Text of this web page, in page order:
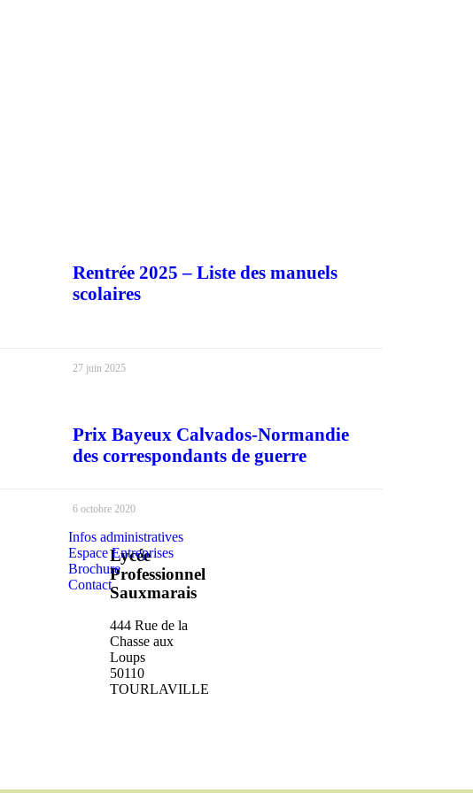
Rentrée 2025 – Liste des manuels
scolaires
27 juin 2025
Prix Bayeux Calvados-Normandie
des correspondants de guerre
6 octobre 2020
Lycée
Professionnel
Sauxmarais
444 Rue de la
Chasse aux
Loups
50110
TOURLAVILLE
Infos administratives
Espace Entreprises
Brochure
Contact